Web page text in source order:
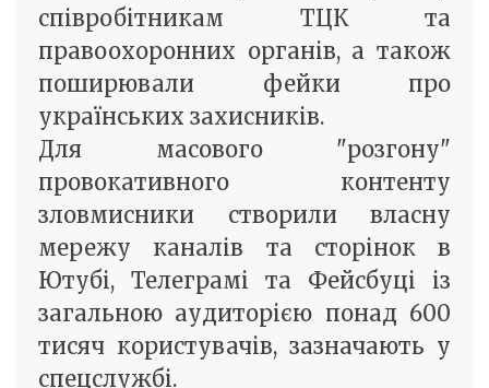
співробітникам ТЦК та
правоохоронних органів, а також
поширювали фейки про
українських захисників.
Для масового "розгону"
провокативного контенту
зловмисники створили власну
мережу каналів та сторінок в
Ютубі, Телеграмі та Фейсбуці із
загальною аудиторією понад 600
тисяч користувачів, зазначають у
спецслужбі.